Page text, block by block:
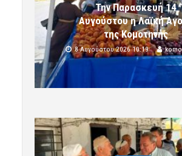
Την Παρασκευή 14
Αυγούστου η Λαϊκή
της Κομοτηνής
8 Αυγούστου 2026 10:19